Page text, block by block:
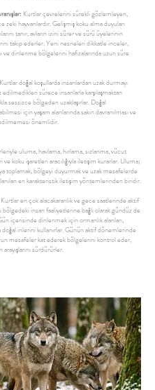
Kurtlar çevrelerini sürekli gözlemleyen,
zeki hayvanlardır. Gelişmiş koku alma duyuları
tanır, avların izini sürer ve sürü üyelerinin
takip ederler. Yeni nesneleri dikkatle inceler,
ve dinlenme bölgelerini hafızalarında uzun süre
Kurtlar doğal koşullarda insanlardan uzak durmayı
sürece insanlarla karşılaşmaktan
sessizce bölgeden uzaklaşırlar. Doğal
için yaşam alanlarında sakin davranılması ve
önemlidir.
uluma, havlama, hırlama, sızlanma, vücut
ve koku işaretleri aracılığıyla iletişim kurarlar. Uluma;
toplamak, bölgeyi duyurmak ve uzak mesafelerde
en karakteristik iletişim yöntemlerinden biridir.
Kurtlar en çok alacakaranlık ve gece saatlerinde aktif
insan faaliyetlerine bağlı olarak gündüz de
içerisinde dinlenmek için ormanlık alanları,
doğal inlerini kullanırlar. Günün aktif dönemlerinde
mesafeler kat ederek bölgelerini kontrol eder,
sürdürürler.